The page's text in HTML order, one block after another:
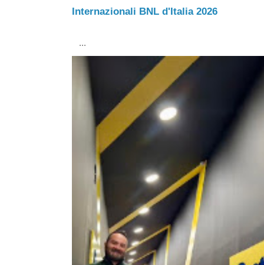
Internazionali BNL d'Italia 2026
...